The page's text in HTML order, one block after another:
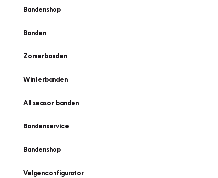
Bandenshop
Banden
Zomerbanden
Winterbanden
All season banden
Bandenservice
Bandenshop
Velgenconfigurator